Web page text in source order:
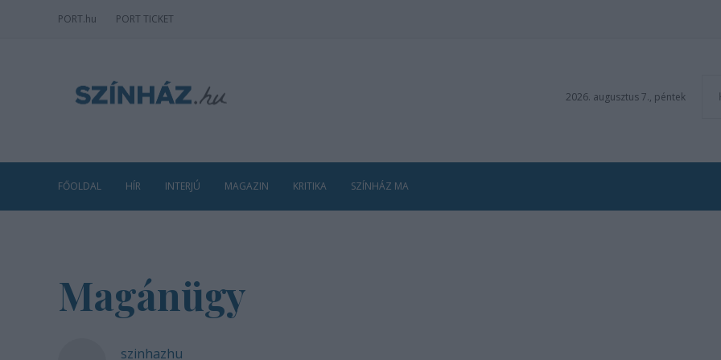
PORT.hu PORT TICKET
2026. augusztus 7., péntek
FŐOLDAL HÍR INTERJÚ MAGAZIN KRITIKA SZÍNHÁZ MA
Magánügy
szinhazhu